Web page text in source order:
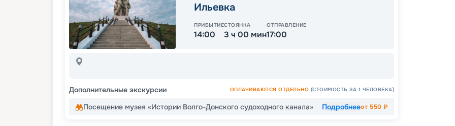
Ильевка
ПРИБЫТИЕ
14:00
СТОЯНКА
3 ч 00 мин
ОТПРАВЛЕНИЕ
17:00
Дополнительные экскурсии ОПЛАЧИВАЮТСЯ ОТДЕЛЬНО (СТОИМОСТЬ ЗА 1 ЧЕЛОВЕКА)
Посещение музея «Истории Волго-Донского судоходного канала» Подробнееот 550 ₽